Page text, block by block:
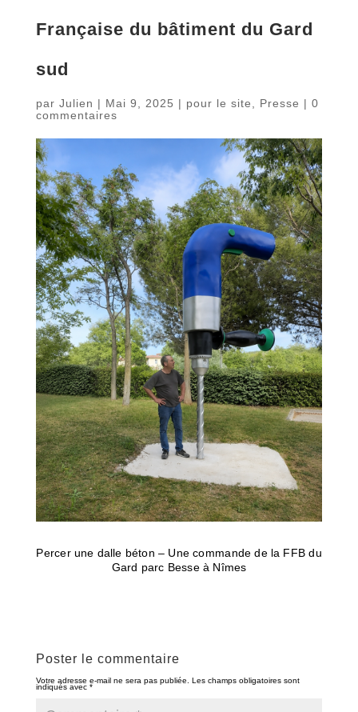
Française du bâtiment du Gard
sud
par Julien | Mai 9, 2025 | pour le site Presse | 0
commentaires
Percer une dalle béton – Une commande de la FFB du
Gard parc Besse à Nîmes
Poster le commentaire
Votre adresse e-mail ne sera pas publiée. Les champs obligatoires sont
indiqués avec *